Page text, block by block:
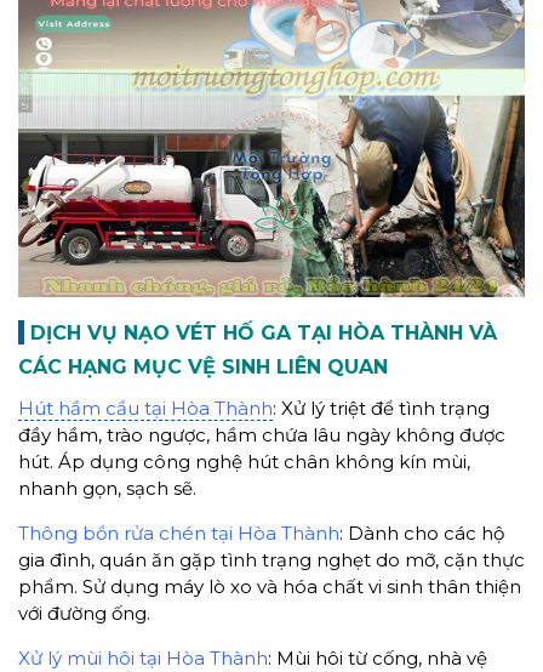
DỊCH VỤ NẠO VÉT HỐ GA TẠI HÒA THÀNH VÀ
CÁC HẠNG MỤC VỆ SINH LIÊN QUAN
Hút hầm cầu tại Hòa Thành: Xử lý triệt để tình trạng
đầy hầm, trào ngược, hầm chứa lâu ngày không được
hút. Áp dụng công nghệ hút chân không kín mùi,
nhanh gọn, sạch sẽ.
Thông bồn rửa chén tại Hòa Thành: Dành cho các hộ
gia đình, quán ăn gặp tình trạng nghẹt do mỡ, cặn thực
phẩm. Sử dụng máy lò xo và hóa chất vi sinh thân thiện
với đường ống.
Xử lý mùi hôi tại Hòa Thành: Mùi hôi từ cống, nhà vệ